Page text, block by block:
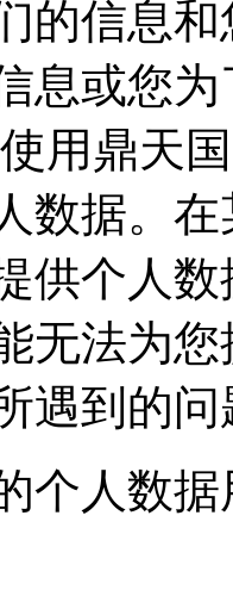
信息和
息或您
用鼎天国
据。在
个人数据
法为您
遇到的问
人数据